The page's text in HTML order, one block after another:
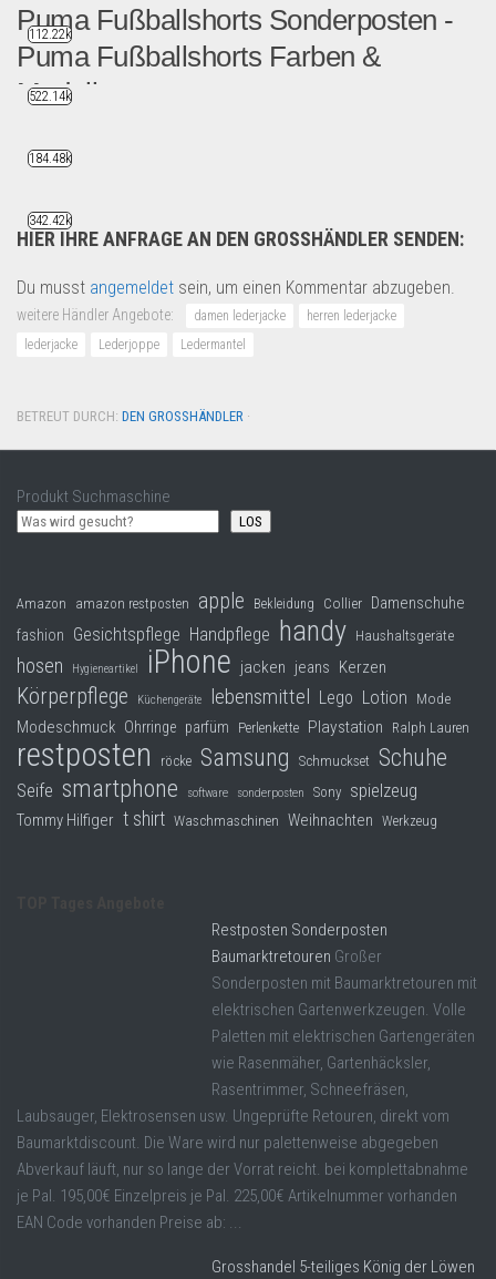
Puma Fußballshorts Sonderposten -
Puma Fußballshorts Farben &
Modellen
Sport & Freizeit
HIER IHRE ANFRAGE AN DEN GROSSHÄNDLER SENDEN:
Du musst angemeldet sein, um einen Kommentar abzugeben.
weitere Händler Angebote: damen lederjacke
herren lederjacke
lederjacke
Lederjoppe Ledermantel
BETREUT DURCH: DEN GROSSHÄNDLER ·
Produkt Suchmaschine
LOS
Amazon amazon restposten apple Bekleidung Collier Damenschuhe
fashion Gesichtspflege Handpflege handy Haushaltsgeräte
hosen Hygieneartikel iPhone jacken jeans Kerzen
Körperpflege Küchengeräte lebensmittel Lego Lotion Mode
Modeschmuck Ohrringe parfüm Perlenkette Playstation Ralph Lauren
restposten röcke Samsung Schmuckset Schuhe
Seife smartphone software sonderposten Sony spielzeug
Tommy Hilfiger t shirt Waschmaschinen Weihnachten Werkzeug
Restposten Sonderposten
Baumarktretouren Großer
Sonderposten mit Baumarktretouren mit
elektrischen Gartenwerkzeugen. Volle
Paletten mit elektrischen Gartengeräten
wie Rasenmäher, Gartenhäcksler,
Rasentrimmer, Schneefräsen,
Laubsauger, Elektrosensen usw. Ungeprüfte Retouren, direkt vom
Baumarktdiscount. Die Ware wird nur palettenweise abgegeben
Abverkauf läuft, nur so lange der Vorrat reicht. bei komplettabnahme
je Pal. 195,00€ Einzelpreis je Pal. 225,00€ Artikelnummer vorhanden
EAN Code vorhanden Preise ab: ...
Grosshandel 5-teiliges König der Löwen
112.22k
522.14k
184.48k
342.42k